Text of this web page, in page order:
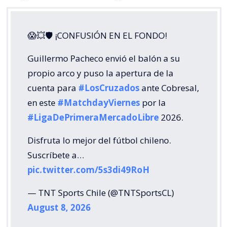
😱💥🛡 ¡CONFUSIÓN EN EL FONDO!
Guillermo Pacheco envió el balón a su
propio arco y puso la apertura de la
cuenta para #LosCruzadosante Cobresal,
en este #MatchdayViernes por la
#LigaDePrimeraMercadoLibre 2026.
Disfruta lo mejor del fútbol chileno.
Suscríbete a…
pic.twitter.com/5s3di49RoH
— TNT Sports Chile (@TNTSportsCL)
August 8, 2026